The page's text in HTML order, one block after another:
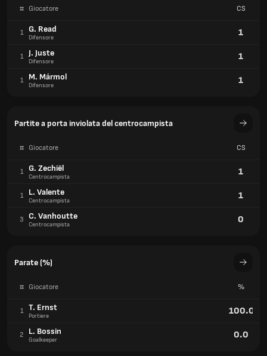
# Giocatore CS
1 G. Read
Difensore 1
1 J. Juste
Difensore 1
1 M. Mármol
Difensore 1
Partite a porta inviolata del centrocampista
# Giocatore CS
1 G. Zechiël
Centrocampista 1
1 L. Valente
Centrocampista 1
3 C. Vanhoutte
Centrocampista 0
Parate (%)
# Giocatore %
1 T. Ernst
Portiere 100.0
2 L. Bossin
Goalkeeper 0.0